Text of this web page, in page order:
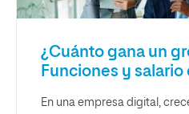
¿Cuánto gana un
Funciones y salario
En una empresa digital,